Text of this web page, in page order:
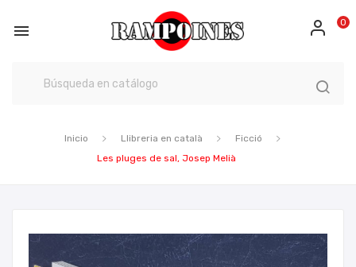
 0
Inicio Llibreria en català
Ficció
Les pluges de sal, Josep Melià